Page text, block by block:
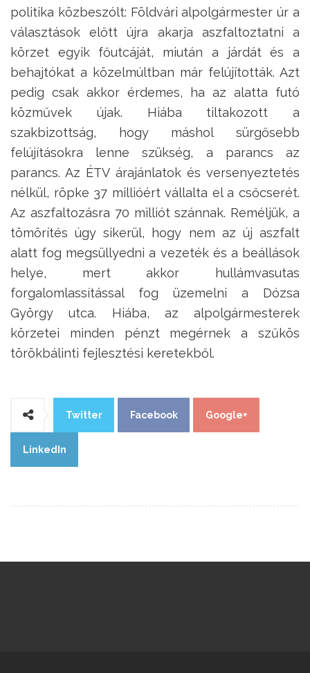
politika közbeszólt: Földvári alpolgármester úr a
választások előtt újra akarja aszfaltoztatni a
körzet egyik főutcáját, miután a járdát és a
behajtókat a közelmúltban már felújították. Azt
pedig csak akkor érdemes, ha az alatta futó
közművek újak. Hiába tiltakozott a
szakbizottság, hogy máshol sürgősebb
felújításokra lenne szükség, a parancs az
parancs. Az ÉTV árajánlatok és versenyeztetés
nélkül, röpke 37 millióért vállalta el a csőcserét.
Az aszfaltozásra 70 milliót szánnak. Reméljük, a
tömörítés úgy sikerül, hogy nem az új aszfalt
alatt fog megsüllyedni a vezeték és a beállások
helye, mert akkor hullámvasutas
forgalomlassítással fog üzemelni a Dózsa
György utca. Hiába, az alpolgármesterek
körzetei minden pénzt megérnek a szűkös
törökbálinti fejlesztési keretekből.
Twitter Facebook Google+
LinkedIn